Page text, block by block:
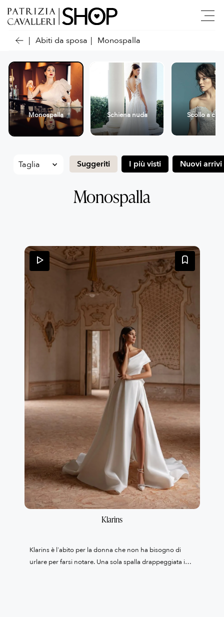
Abiti da sposa Monospalla
Monospalla Schiena nuda Scollo a
Suggeriti I più visti Nuovi arrivi
Monospalla
Klarins
Klarins è l'abito per la donna che non ha bisogno di
urlare per farsi notare. Una sola spalla drappeggiata in